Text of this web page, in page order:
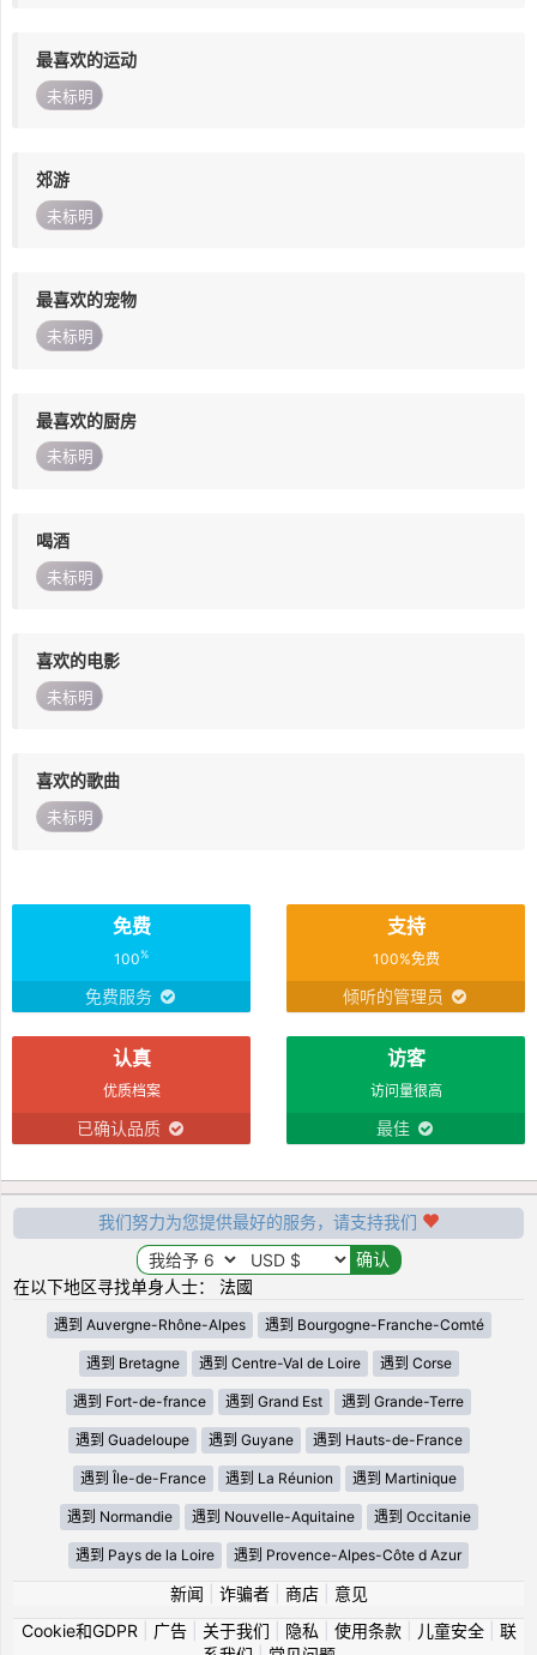
最喜欢的运动
未标明
郊游
未标明
最喜欢的宠物
未标明
最喜欢的厨房
未标明
喝酒
未标明
喜欢的电影
未标明
喜欢的歌曲
未标明
免费
100%
免费服务
支持
100%免费
倾听的管理员
认真
优质档案
已确认品质
访客
访问量很高
最佳
我们努力为您提供最好的服务，请支持我们
在以下地区寻找单身人士： 法國
遇到 Auvergne-Rhône-Alpes 遇到 Bourgogne-Franche-Comté
遇到 Bretagne 遇到 Centre-Val de Loire 遇到 Corse
遇到 Fort-de-france 遇到 Grand Est 遇到 Grande-Terre
遇到 Guadeloupe 遇到 Guyane 遇到 Hauts-de-France
遇到 Île-de-France 遇到 La Réunion 遇到 Martinique
遇到 Normandie 遇到 Nouvelle-Aquitaine 遇到 Occitanie
遇到 Pays de la Loire 遇到 Provence-Alpes-Côte d Azur
新闻 诈骗者| 商店| 意见
Cookie和GDPR
广告| 关于我们 隐私 使用条款| 儿童安全| 联